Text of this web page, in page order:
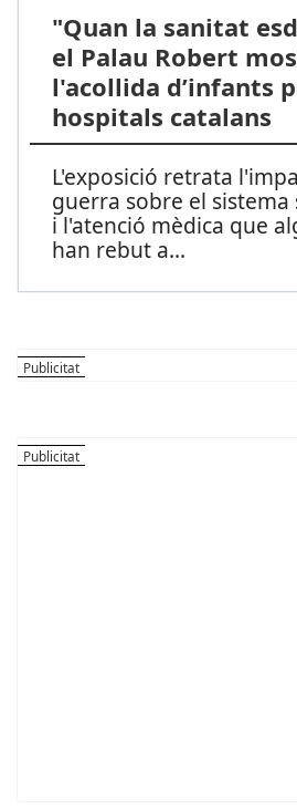
"Quan la sanitat
el Palau Robert
l'acollida d’infants
hospitals catalans
L'exposició retrata
guerra sobre el sistema
i l'atenció mèdica que
han rebut a...